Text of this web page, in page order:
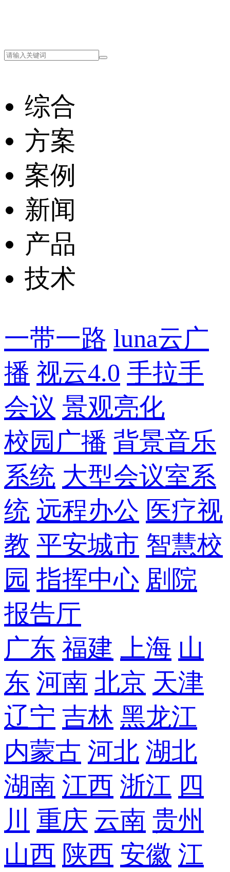
综合
方案
案例
新闻
产品
技术
一带一路 luna云广
播 视云4.0 手拉手
会议 景观亮化
校园广播 背景音乐
系统 大型会议室系
统 远程办公 医疗视
教 平安城市 智慧校
园 指挥中心 剧院
报告厅
广东 福建 上海 山
东 河南 北京 天津
辽宁 吉林 黑龙江
内蒙古 河北 湖北
湖南 江西 浙江 四
川
重庆 云南 贵州
山西 陕西 安徽 江